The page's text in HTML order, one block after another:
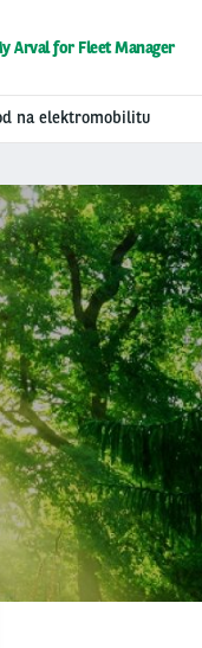
Arval for Fleet Manager
na elektromobilitu